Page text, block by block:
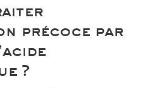
précoce par
?